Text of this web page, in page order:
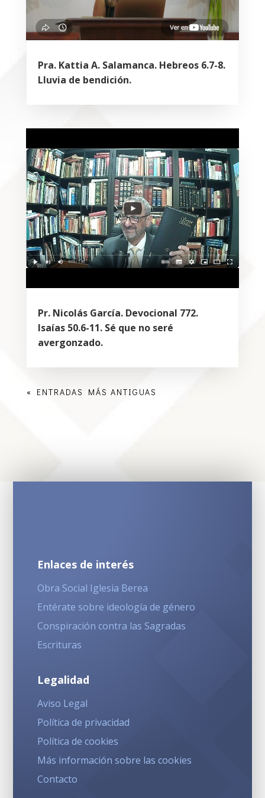
Pra. Kattia A. Salamanca. Hebreos 6.7-8.
Lluvia de bendición.
Pr. Nicolás García. Devocional 772.
Isaías 50.6-11. Sé que no seré
avergonzado.
« ENTRADAS MÁS ANTIGUAS
Enlaces de interés
Obra Social Iglesia Berea
Entérate sobre ideología de género
Conspiración contra las Sagradas
Escrituras
Legalidad
Aviso Legal
Política de privacidad
Política de cookies
Más información sobre las cookies
Contacto